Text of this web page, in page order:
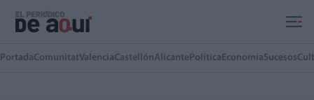
PortadaComunitatValenciaCastellónAlicante Política EconomíaSucesos